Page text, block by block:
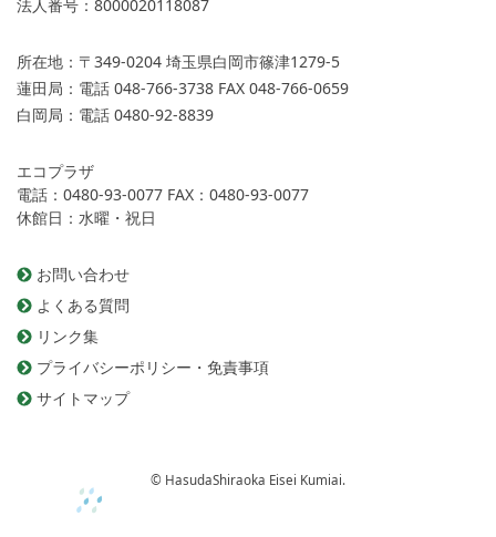
法人番号：8000020118087
所在地： 〒349-0204 埼玉県白岡市篠津1279-5
蓮田局： 電話 048-766-3738 FAX 048-766-0659
白岡局： 電話 0480-92-8839
エコプラザ
電話：0480-93-0077 FAX：0480-93-0077
休館日：水曜・祝日
お問い合わせ
よくある質問
リンク集
プライバシーポリシー・免責事項
サイトマップ
© HasudaShiraoka Eisei Kumiai.